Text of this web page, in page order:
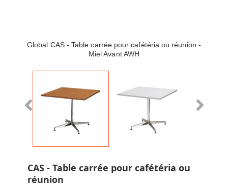
Global CAS - Table carrée pour cafétéria ou réunion -
Miel Avant AWH
CAS - Table carrée pour cafétéria ou
réunion